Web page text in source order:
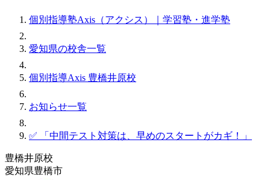
個別指導塾Axis（アクシス）｜学習塾・進学塾
愛知県の校舎一覧
個別指導Axis 豊橋井原校
お知らせ一覧
✅ 「中間テスト対策は、早めのスタートがカギ！」
豊橋井原校
愛知県豊橋市